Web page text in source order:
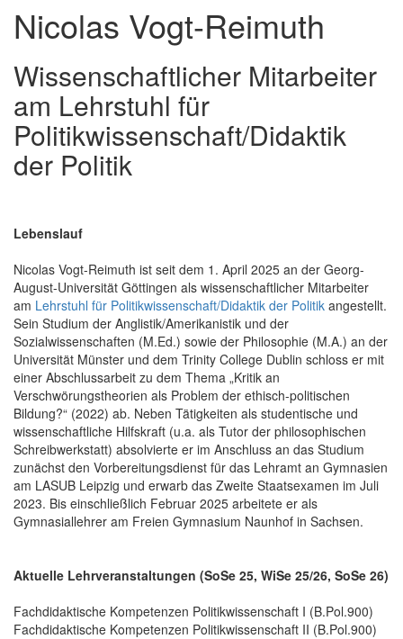
Nicolas Vogt-Reimuth
Wissenschaftlicher Mitarbeiter
am Lehrstuhl für
Politikwissenschaft/Didaktik
der Politik
Lebenslauf
Nicolas Vogt-Reimuth ist seit dem 1. April 2025 an der Georg-
August-Universität Göttingen als wissenschaftlicher Mitarbeiter
am Lehrstuhl für Politikwissenschaft/Didaktik der Politik angestellt.
Sein Studium der Anglistik/Amerikanistik und der
Sozialwissenschaften (M.Ed.) sowie der Philosophie (M.A.) an der
Universität Münster und dem Trinity College Dublin schloss er mit
einer Abschlussarbeit zu dem Thema „Kritik an
Verschwörungstheorien als Problem der ethisch-politischen
Bildung?“ (2022) ab. Neben Tätigkeiten als studentische und
wissenschaftliche Hilfskraft (u.a. als Tutor der philosophischen
Schreibwerkstatt) absolvierte er im Anschluss an das Studium
zunächst den Vorbereitungsdienst für das Lehramt an Gymnasien
am LASUB Leipzig und erwarb das Zweite Staatsexamen im Juli
2023. Bis einschließlich Februar 2025 arbeitete er als
Gymnasiallehrer am Freien Gymnasium Naunhof in Sachsen.
Aktuelle Lehrveranstaltungen (SoSe 25, WiSe 25/26, SoSe 26)
Fachdidaktische Kompetenzen Politikwissenschaft I (B.Pol.900)
Fachdidaktische Kompetenzen Politikwissenschaft II (B.Pol.900)